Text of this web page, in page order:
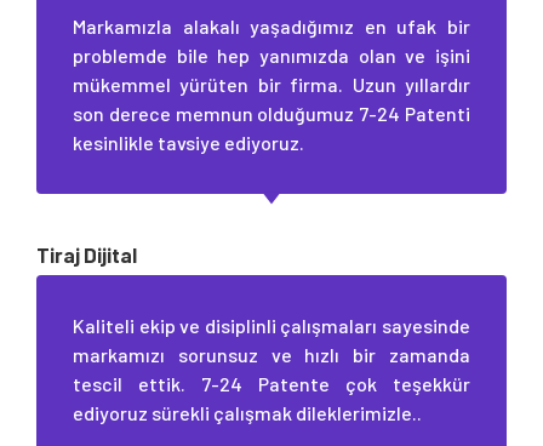
Markamızla alakalı yaşadığımız en ufak bir
problemde bile hep yanımızda olan ve işini
mükemmel yürüten bir firma. Uzun yıllardır
son derece memnun olduğumuz 7-24 Patenti
kesinlikle tavsiye ediyoruz.
Tiraj Dijital
Kaliteli ekip ve disiplinli çalışmaları sayesinde
markamızı sorunsuz ve hızlı bir zamanda
tescil ettik. 7-24 Patente çok teşekkür
ediyoruz sürekli çalışmak dileklerimizle..